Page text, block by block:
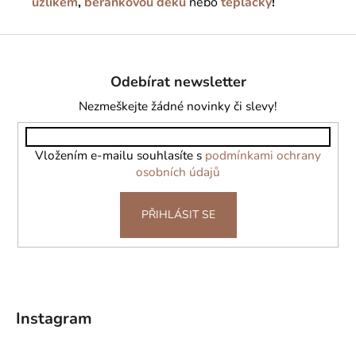
Odebírat newsletter
Nezmeškejte žádné novinky či slevy!
Vložením e-mailu souhlasíte s podmínkami ochrany
osobních údajů
PŘIHLÁSIT SE
Instagram